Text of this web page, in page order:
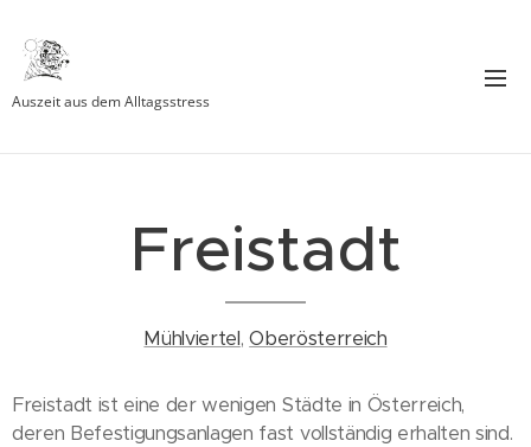
Auszeit aus dem Alltagsstress
Freistadt
Mühlviertel,Oberösterreich
Freistadt ist eine der wenigen Städte in Österreich,
deren Befestigungsanlagen fast vollständig erhalten sind.